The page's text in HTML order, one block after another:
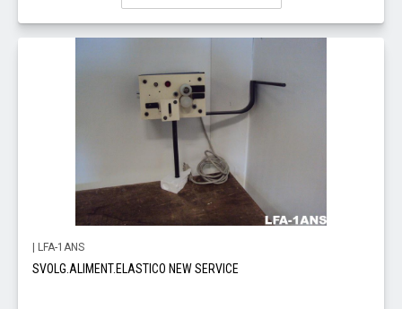
| LFA-1ANS
SVOLG.ALIMENT.ELASTICO NEW SERVICE